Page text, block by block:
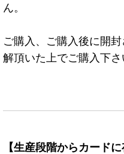
ん。
ご購入、ご購入後に開
解頂いた上でご購入下さ
【生産段階からカード